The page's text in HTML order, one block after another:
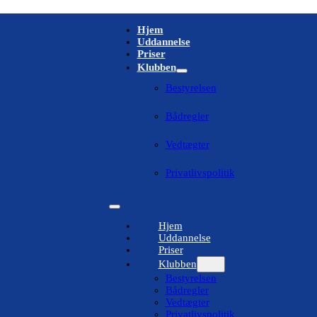
Hjem
Uddannelse
Priser
Klubben
Bestyrelsen
Bådregler
Vedtægter
Privatlivspolitik
Hjem
Uddannelse
Priser
Klubben
Bestyrelsen
Bådregler
Vedtægter
Privatlivspolitik